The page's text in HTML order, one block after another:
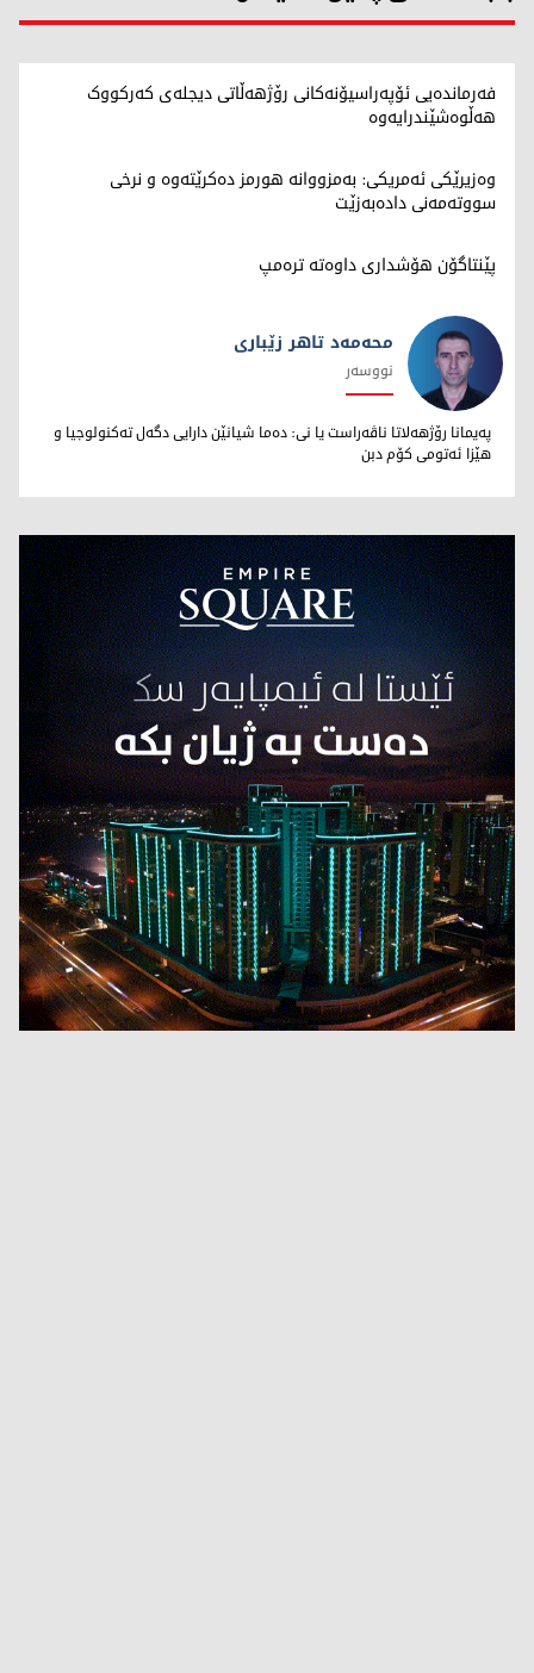
فەرماندەیی ئۆپەراسیۆنەکانی رۆژهەڵاتی دیجلەی کەرکووک
هەڵوەشێندرایەوە
وەزیرێکی ئەمریکی: بەمزووانە هورمز دەکرێتەوە و نرخی
سووتەمەنی دادەبەزێت
پێنتاگۆن هۆشداری داوەتە ترەمپ
محەمەد تاهر زێبارى
محەمەد تاهر زێبارى
نووسەر
پەیمانا رۆژهەلاتا ناڤەراست یا نى: دەما شیانێن دارایى دگەل تەکنولوجیا و
هێزا ئەتومى کۆم دبن